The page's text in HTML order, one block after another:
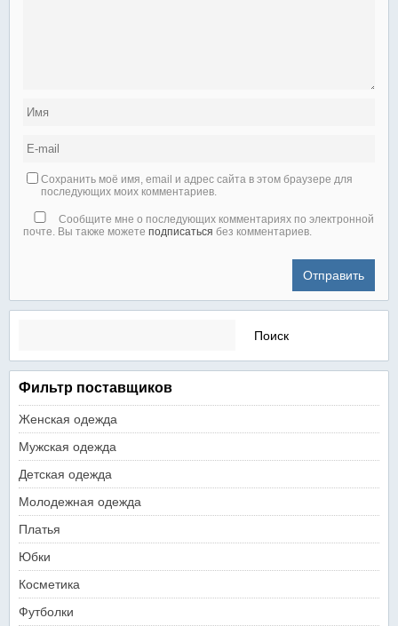
Сохранить моё имя, email и адрес сайта в этом браузере для
последующих моих комментариев.
Сообщите мне о последующих комментариях по электронной
почте. Вы также можете подписаться без комментариев.
Найти:
Фильтр поставщиков
Женская одежда
Мужская одежда
Детская одежда
Молодежная одежда
Платья
Юбки
Косметика
Футболки